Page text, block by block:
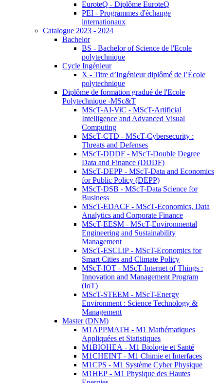
EuroteQ - Diplôme EuroteQ
PEI - Programmes d'échange
internationaux
Catalogue 2023 - 2024
Bachelor
BS - Bachelor of Science de l'Ecole
polytechnique
Cycle Ingénieur
X - Titre d’Ingénieur diplômé de l’École
polytechnique
Diplôme de formation gradué de l'Ecole
Polytechnique -MSc&T
MScT-AI-ViC - MScT-Artificial
Intelligence and Advanced Visual
Computing
MScT-CTD - MScT-Cybersecurity :
Threats and Defenses
MScT-DDDF - MScT-Double Degree
Data and Finance (DDDF)
MScT-DEPP - MScT-Data and Economics
for Public Policy (DEPP)
MScT-DSB - MScT-Data Science for
Business
MScT-EDACF - MScT-Economics, Data
Analytics and Corporate Finance
MScT-EESM - MScT-Environmental
Engineering and Sustainability
Management
MScT-ESCLiP - MScT-Economics for
Smart Cities and Climate Policy
MScT-IOT - MScT-Internet of Things :
Innovation and Management Program
(IoT)
MScT-STEEM - MScT-Energy
Environment : Science Technology &
Management
Master (DNM)
M1APPMATH - M1 Mathématiques
Appliquées et Statistiques
M1BIOHEA - M1 Biologie et Santé
M1CHEINT - M1 Chimie et Interfaces
M1CPS - M1 Système Cyber Physique
M1HEP - M1 Physique des Hautes